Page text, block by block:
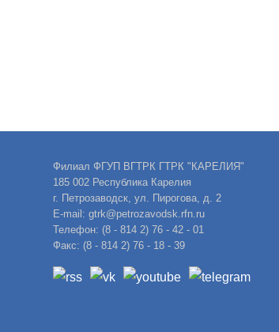
Филиал ФГУП ВГТРК ГТРК "КАРЕЛИЯ"
185 002 Республика Карелия
г. Петрозаводск, ул. Пирогова, д. 2
E-mail: gtrk@petrozavodsk.rfn.ru
Телефон: (8 - 814 2) 76 - 42 - 01
Факс: (8 - 814 2) 76 - 18 - 39